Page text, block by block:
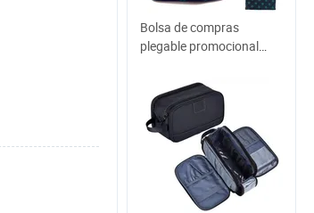
Bolsa de compras
plegable promocional
reutilizable bolsa de
compras ecológica regalo
de almacenamiento RPET
algodón poliéster para
conferencias eventos
bolsa de supermercado